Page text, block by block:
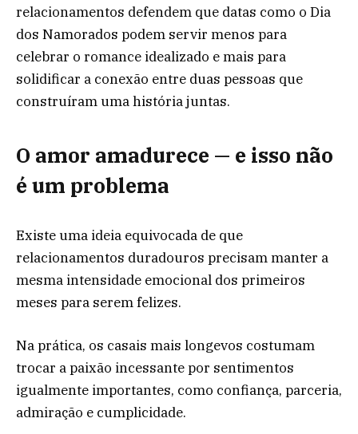
relacionamentos defendem que datas como o Dia
dos Namorados podem servir menos para
celebrar o romance idealizado e mais para
solidificar a conexão entre duas pessoas que
construíram uma história juntas.
O amor amadurece — e isso não
é um problema
Existe uma ideia equivocada de que
relacionamentos duradouros precisam manter a
mesma intensidade emocional dos primeiros
meses para serem felizes.
Na prática, os casais mais longevos costumam
trocar a paixão incessante por sentimentos
igualmente importantes, como confiança, parceria,
admiração e cumplicidade.